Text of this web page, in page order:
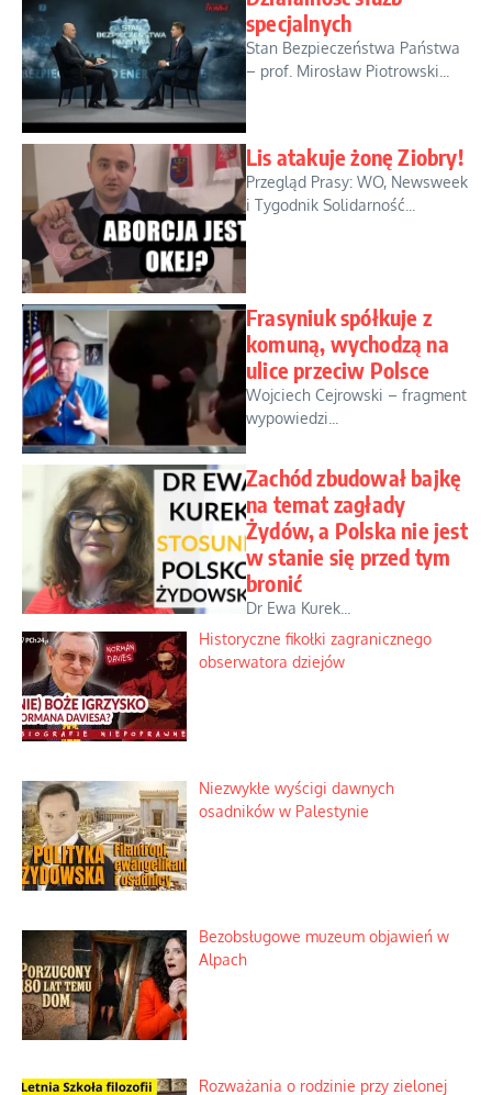
specjalnych
Stan Bezpieczeństwa Państwa
– prof. Mirosław Piotrowski...
Lis atakuje żonę Ziobry!
Przegląd Prasy: WO, Newsweek
i Tygodnik Solidarność...
Frasyniuk spółkuje z
komuną, wychodzą na
ulice przeciw Polsce
Wojciech Cejrowski – fragment
wypowiedzi...
Zachód zbudował bajkę
na temat zagłady
Żydów, a Polska nie jest
w stanie się przed tym
bronić
Dr Ewa Kurek...